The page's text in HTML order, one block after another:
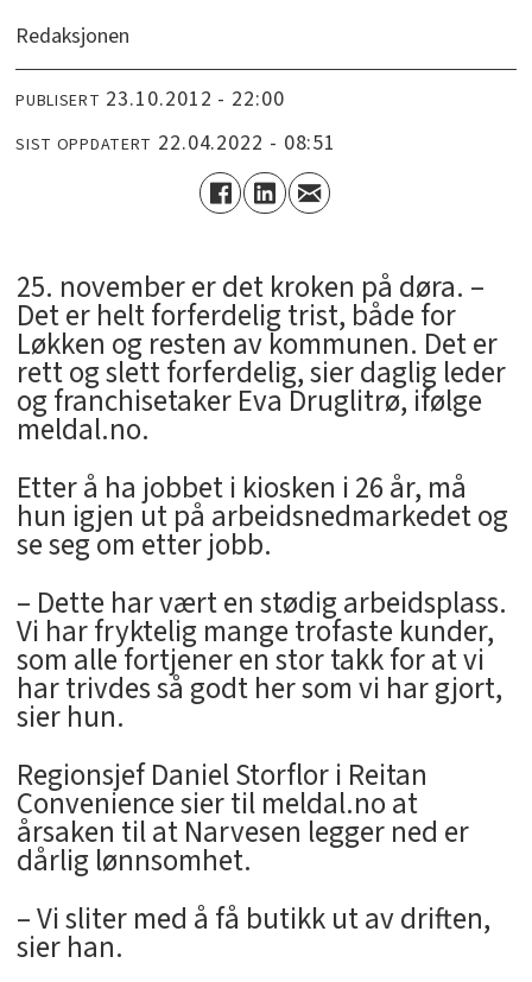
Redaksjonen
PUBLISERT 23.10.2012 - 22:00
SIST OPPDATERT 22.04.2022 - 08:51
25. november er det kroken på døra. –
Det er helt forferdelig trist, både for
Løkken og resten av kommunen. Det er
rett og slett forferdelig, sier daglig leder
og franchisetaker Eva Druglitrø, ifølge
meldal.no.
Etter å ha jobbet i kiosken i 26 år, må
hun igjen ut på arbeidsnedmarkedet og
se seg om etter jobb.
– Dette har vært en stødig arbeidsplass.
Vi har fryktelig mange trofaste kunder,
som alle fortjener en stor takk for at vi
har trivdes så godt her som vi har gjort,
sier hun.
Regionsjef Daniel Storflor i Reitan
Convenience sier til meldal.no at
årsaken til at Narvesen legger ned er
dårlig lønnsomhet.
– Vi sliter med å få butikk ut av driften,
sier han.